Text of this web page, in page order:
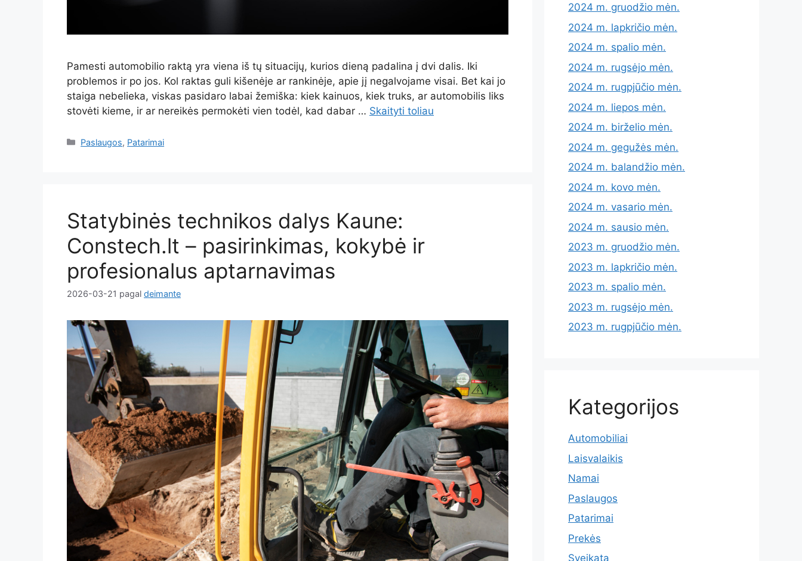
Pamesti automobilio raktą yra viena iš tų situacijų, kurios dieną padalina į dvi dalis. Iki
problemos ir po jos. Kol raktas guli kišenėje ar rankinėje, apie jį negalvojame visai. Bet kai jo
staiga nebelieka, viskas pasidaro labai žemiška: kiek kainuos, kiek truks, ar automobilis liks
stovėti kieme, ir ar nereikės permokėti vien todėl, kad dabar … Skaityti toliau
Kategorijos
Paslaugos, Patarimai
Statybinės technikos dalys Kaune:
Constech.lt – pasirinkimas, kokybė ir
profesionalus aptarnavimas
2026-03-21 pagal deimante
2024 m. gruodžio mėn.
2024 m. lapkričio mėn.
2024 m. spalio mėn.
2024 m. rugsėjo mėn.
2024 m. rugpjūčio mėn.
2024 m. liepos mėn.
2024 m. birželio mėn.
2024 m. gegužės mėn.
2024 m. balandžio mėn.
2024 m. kovo mėn.
2024 m. vasario mėn.
2024 m. sausio mėn.
2023 m. gruodžio mėn.
2023 m. lapkričio mėn.
2023 m. spalio mėn.
2023 m. rugsėjo mėn.
2023 m. rugpjūčio mėn.
Kategorijos
Automobiliai
Laisvalaikis
Namai
Paslaugos
Patarimai
Prekės
Sveikata